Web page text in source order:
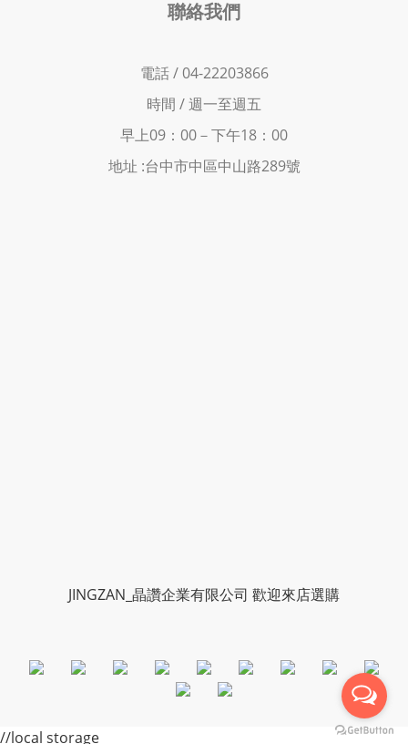
聯絡我們
電話 / 04-22203866
時間 /週一至週五
早上09：00－下午18：00
地址 :台中市中區中山路289號
JINGZAN_晶讚企業有限公司 歡迎來店選購
//local storage